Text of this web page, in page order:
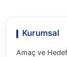
Kurumsal
Amaç ve